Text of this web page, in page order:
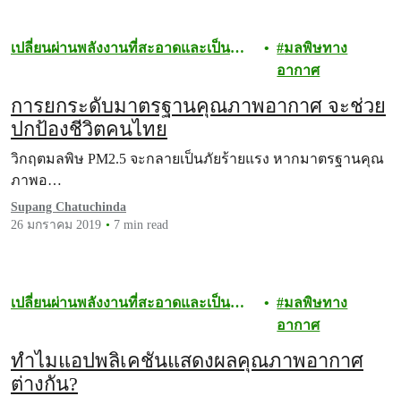
เปลี่ยนผ่านพลังงานที่สะอาดและเป็น
มลพิษทาง
อากาศ
การยกระดับมาตรฐานคุณภาพอากาศ จะช่วย
ปกป้องชีวิตคนไทย
วิกฤตมลพิษ PM2.5 จะกลายเป็นภัยร้ายแรง หากมาตรฐานคุณ
ภาพอ…
Supang Chatuchinda
26 มกราคม 2019
7 min read
เปลี่ยนผ่านพลังงานที่สะอาดและเป็น
มลพิษทาง
อากาศ
ทำไมแอปพลิเคชันแสดงผลคุณภาพอากาศ
ต่างกัน?